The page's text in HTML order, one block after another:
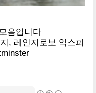
음입니다
, 레인지로보 익스피